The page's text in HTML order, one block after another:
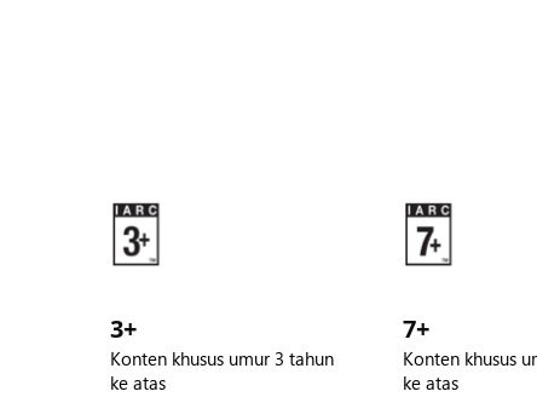
3+
Konten khusus umur 3 tahun
ke atas
7+
Konten khusus
ke atas